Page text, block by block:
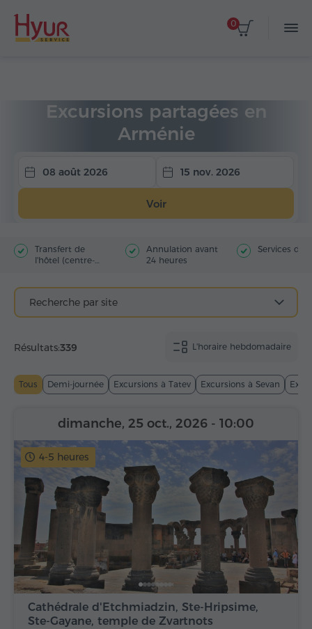
0
Excursions partagées en
Arménie
08 août 2026 15 nov. 2026
Voir
Transfert de
l'hôtel (centre-
Annulation avant
24 heures
Services du
Recherche par site
L'horaire hebdomadaire
Résultats:339
Tous Demi-journée Excursions à Tatev Excursions à Sevan
4-5 heures
Cathédrale d'Etchmiadzin, Ste-Hripsime,
Ste-Gayane, temple de Zvartnots
dimanche, 25 oct., 2026 - 10:00